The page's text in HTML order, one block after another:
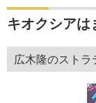
キオクシアは
広木隆のストラ